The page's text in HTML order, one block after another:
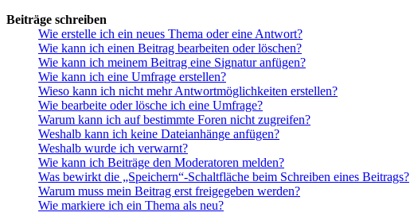
Beiträge schreiben
Wie erstelle ich ein neues Thema oder eine Antwort?
Wie kann ich einen Beitrag bearbeiten oder löschen?
Wie kann ich meinem Beitrag eine Signatur anfügen?
Wie kann ich eine Umfrage erstellen?
Wieso kann ich nicht mehr Antwortmöglichkeiten erstellen?
Wie bearbeite oder lösche ich eine Umfrage?
Warum kann ich auf bestimmte Foren nicht zugreifen?
Weshalb kann ich keine Dateianhänge anfügen?
Weshalb wurde ich verwarnt?
Wie kann ich Beiträge den Moderatoren melden?
Was bewirkt die „Speichern“-Schaltfläche beim Schreiben eines Beitrags?
Warum muss mein Beitrag erst freigegeben werden?
Wie markiere ich ein Thema als neu?